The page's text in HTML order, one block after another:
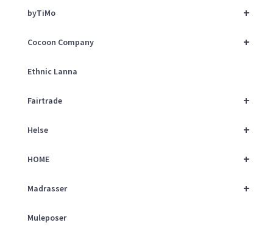
+
byTiMo
+
Cocoon Company
Ethnic Lanna
+
Fairtrade
+
Helse
+
HOME
+
Madrasser
Muleposer